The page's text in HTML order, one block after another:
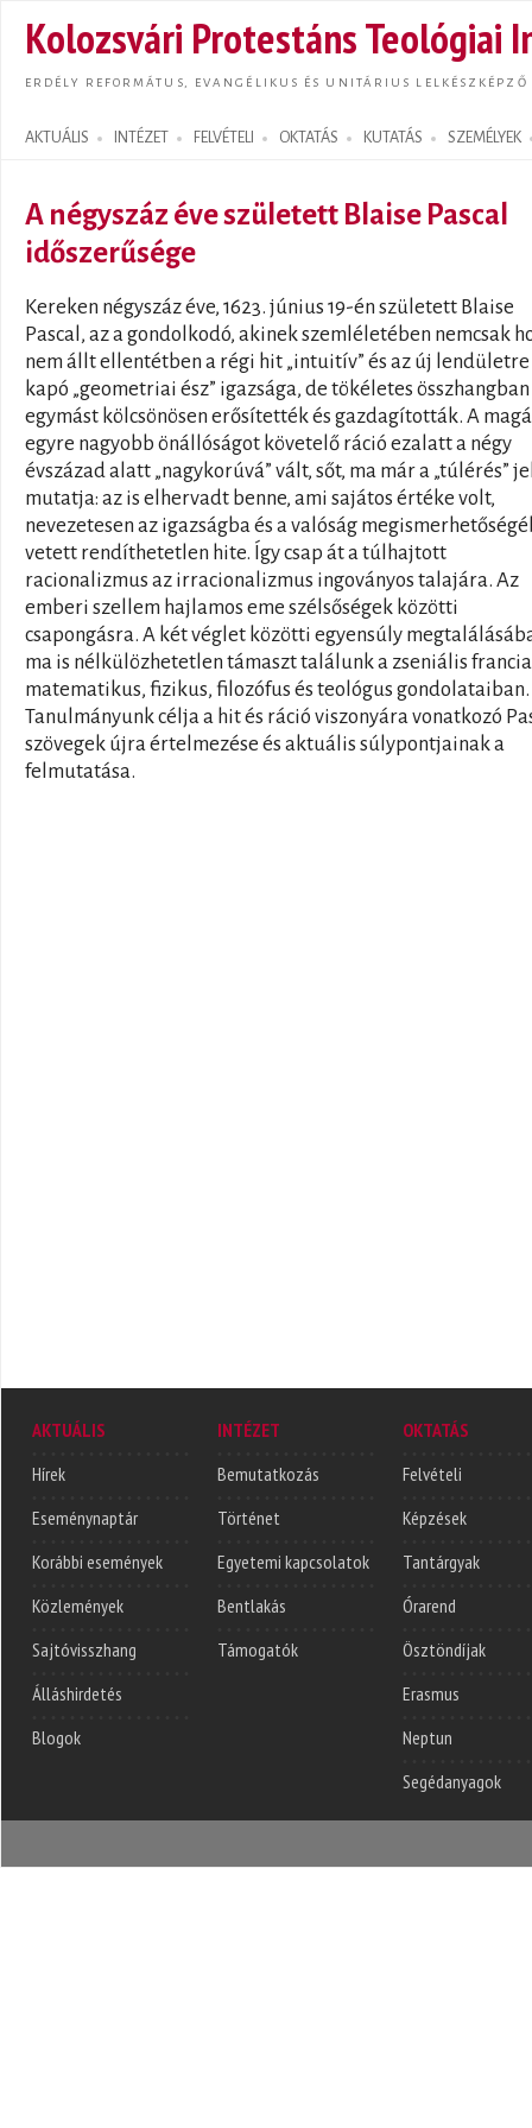
Kolozsvári Protestáns Teológiai
ERDÉLY REFORMÁTUS, EVANGÉLIKUS ÉS UNITÁRIUS LELKÉSZKÉPZŐ
AKTUÁLIS INTÉZET FELVÉTELI OKTATÁS KUTATÁS SZEMÉLYEK
Search form
A négyszáz éve született Blaise Pascal
időszerűsége
Kereken négyszáz éve, 1623. június 19-én született Blaise
Pascal, az a gondolkodó, akinek szemléletében nemcsak
nem állt ellentétben a régi hit „intuitív” és az új lendületre
kapó „geometriai ész” igazsága, de tökéletes összhangban
egymást kölcsönösen erősítették és gazdagították. A
egyre nagyobb önállóságot követelő ráció ezalatt a négy
évszázad alatt „nagykorúvá” vált, sőt, ma már a „túlérés”
mutatja: az is elhervadt benne, ami sajátos értéke volt,
nevezetesen az igazságba és a valóság
vetett rendíthetetlen hite. Így csap át a túlhajtott
racionalizmus az irracionalizmus ingoványos talajára. Az
emberi szellem hajlamos eme szélsőségek közötti
csapongásra. A két véglet közötti egyensúly
ma is nélkülözhetetlen támaszt találunk a zseniális francia
matematikus, fizikus, filozófus és teológus gondolataiban.
Tanulmányunk célja a hit és ráció viszonyára vonatkozó
szövegek újra értelmezése és aktuális súlypontjainak a
felmutatása.
AKTUÁLIS
Hírek
Eseménynaptár
Korábbi események
Közlemények
Sajtóvisszhang
Álláshirdetés
Blogok
INTÉZET
Bemutatkozás
Történet
Egyetemi kapcsolatok
Bentlakás
Támogatók
OKTATÁS
Felvételi
Képzések
Tantárgyak
Órarend
Ösztöndíjak
Erasmus
Neptun
Segédanyagok